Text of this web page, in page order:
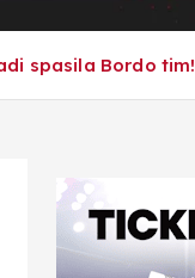
spasila Bordo tim!